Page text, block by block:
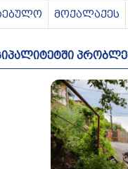
მოქალაქეს